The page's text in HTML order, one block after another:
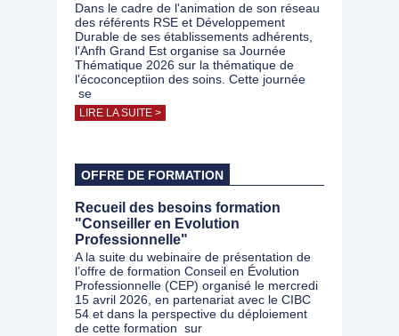
Dans le cadre de l'animation de son réseau
des référents RSE et Développement
Durable de ses établissements adhérents,
l'Anfh Grand Est organise sa Journée
Thématique 2026 sur la thématique de
l'écoconceptiion des soins. Cette journée
se
LIRE LA SUITE >
OFFRE DE FORMATION
Recueil des besoins formation
"Conseiller en Evolution
Professionnelle"
A la suite du webinaire de présentation de
l’offre de formation Conseil en Évolution
Professionnelle (CEP) organisé le mercredi
15 avril 2026, en partenariat avec le CIBC
54 et dans la perspective du déploiement
de cette formation sur